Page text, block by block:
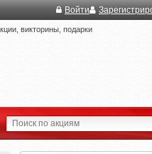
Войти
викторины, подарки